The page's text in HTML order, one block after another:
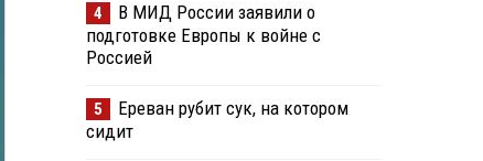
4
В МИД России заявили о
подготовке Европы к войне с
Россией
5
Ереван рубит сук, на котором
сидит